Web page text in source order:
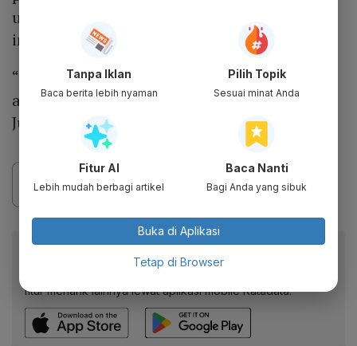
understanding (MoU) terkait rencana impor
ini akan dilakukan dalam waktu dekat.
“Rencananya akan diadakan perjanjian
antara Indonesia dengan mitra di AS pada 7
Juli 2025,” katanya.
Baca artikel ini lewat aplikasi mobile.
fitur menarik lainnya lewat aplikasi mobile Katadata.
Tanpa Iklan
Baca berita lebih nyaman
Pilih Topik
Sesuai minat Anda
Fitur AI
Lebih mudah berbagi artikel
Baca Nanti
Bagi Anda yang sibuk
Buka di Aplikasi
Tetap di Browser